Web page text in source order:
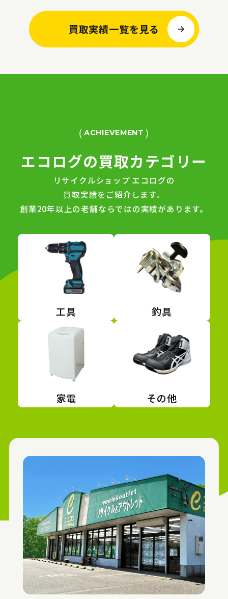
買取実績一覧を見る
ACHIEVEMENT
エコログの買取カテゴリー
リサイクルショップ エコログの
買取実績をご紹介します。
創業20年以上の老舗ならではの実績があります。
工具 釣具
家電 その他